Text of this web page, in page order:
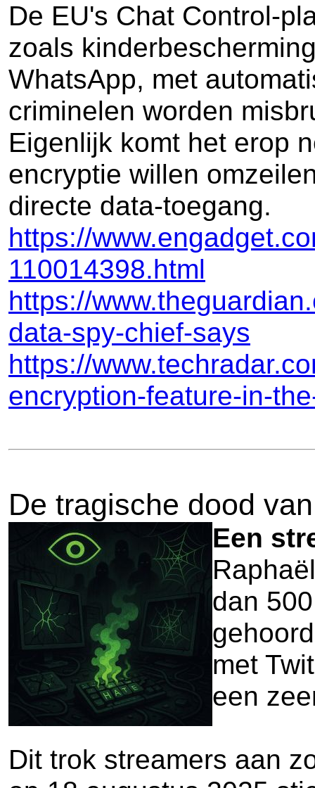
De EU's Chat Control-
zoals
WhatsApp, met
criminelen worden
Eigenlijk komt het erop
encryptie willen
directe data-toegang.
https://
110014398.html
https://
data-spy-chief-says
https://
encryption-feature-in-
De tragische dood
Een
dan
met
een
Dit trok streamers aan